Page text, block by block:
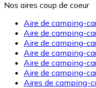
Nos aires coup de coeur
Aire de camping-
Aire de camping-
Aire de camping-
Aire de camping-
Aire de camping-
Aire de camping-
Aires de camping-